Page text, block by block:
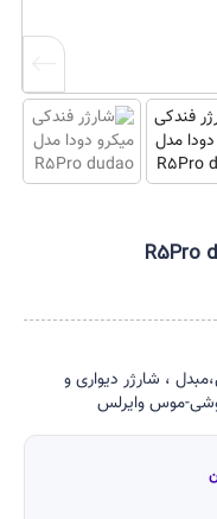
، شارژر دیواری و
موس وایرلس